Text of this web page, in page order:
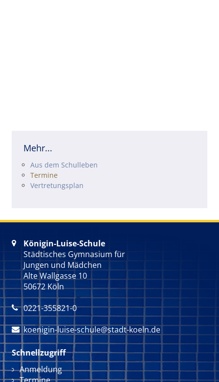
Mehr...
Navigation überspringen
Aus dem Schulleben
Termine
Vertretungsplan

Königin-Luise-Schule
Städtisches Gymnasium für
Jungen und Mädchen
Alte Wallgasse 10
50672 Köln
 0221-355821-0
 koenigin-luise-schule@stadt-koeln.de
Schnellzugriff
Navigation überspringen
Anmeldung